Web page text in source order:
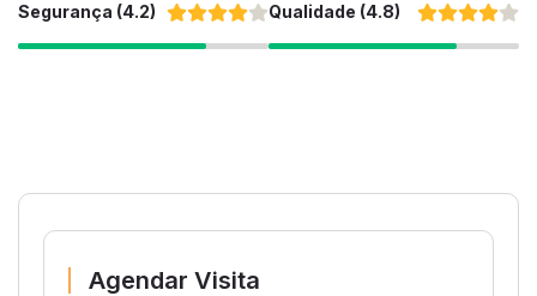
Segurança (4.2) Qualidade (4.8)
Agendar Visita